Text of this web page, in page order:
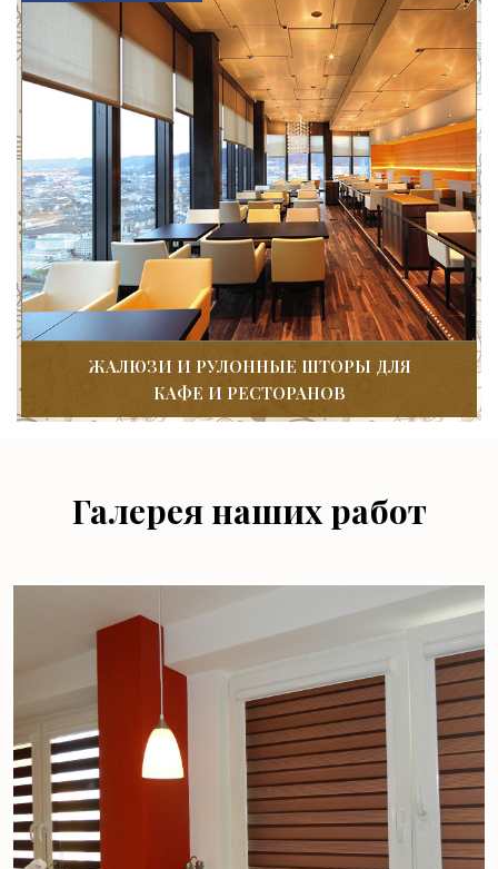
ЖАЛЮЗИ И РУЛОННЫЕ ШТОРЫ ДЛЯ
КАФЕ И РЕСТОРАНОВ
Галерея наших работ